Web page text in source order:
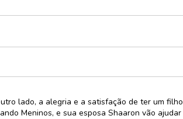
lado, a alegria e a satisfação de ter um filho
Meninos, e sua esposa Shaaron vão ajudar